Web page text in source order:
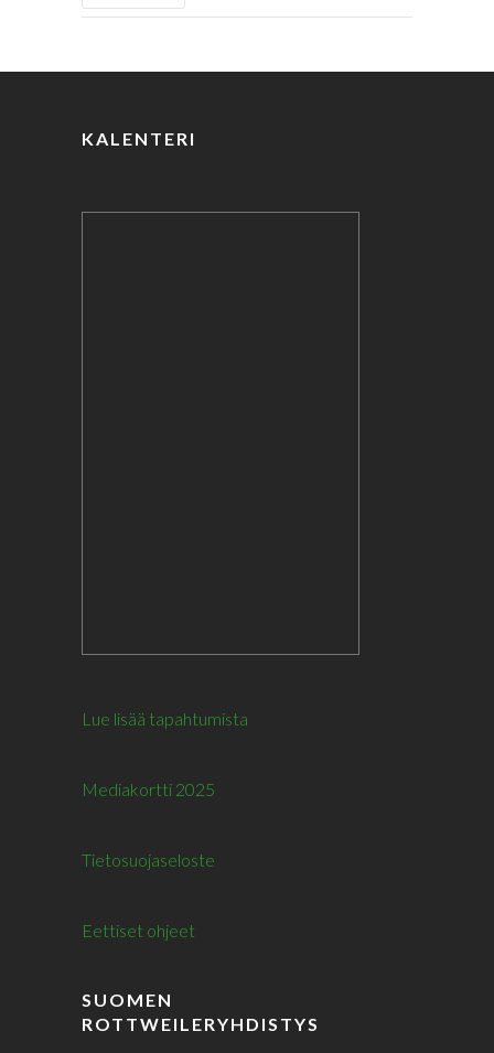
KALENTERI
Lue lisää tapahtumista
Mediakortti 2025
Tietosuojaseloste
Eettiset ohjeet
SUOMEN
ROTTWEILERYHDISTYS